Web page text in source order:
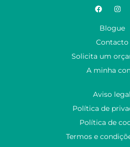
Blogue
Contacto
Solicita um
A minha
Aviso legal
Política de
Política de
Termos e